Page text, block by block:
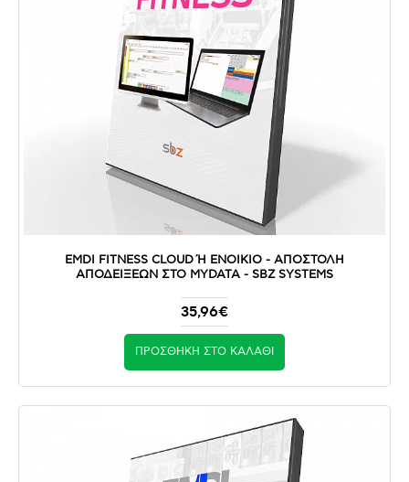
EMDI FITNESS CLOUD Ή ΕΝΟΙΚΙΟ - ΑΠΟΣΤΟΛΉ Α
ΠΟΔΕΊΞΕΩΝ ΣΤΟ MYDATA - SBZ SYSTEMS
35,96€
ΠΡΟΣΘΉΚΗ ΣΤΟ ΚΑΛΆΘΙ